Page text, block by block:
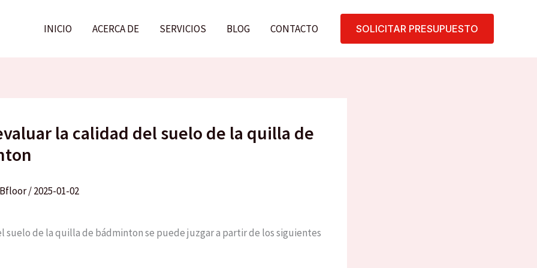
INICIO ACERCA DE SERVICIOS BLOG CONTACTO SOLICITAR PRESUPUESTO
la calidad del suelo de la quilla de
/2025-01-02
suelo de la quilla de bádminton se puede juzgar a partir de los siguientes